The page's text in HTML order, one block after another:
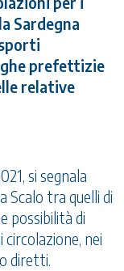
la Sardegna
prefettizie
relative
si segnala
Scalo tra quelli di
possibilità di
nei
diretti.